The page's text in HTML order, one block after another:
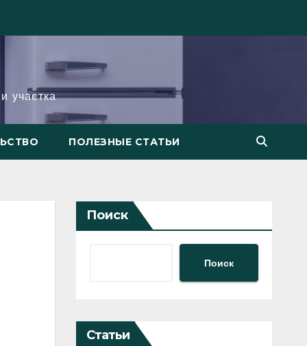
участка
ПОЛЕЗНЫЕ СТАТЬИ
Поиск
Поиск
Статьи